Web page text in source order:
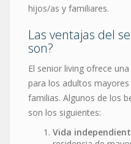
hijos/as y familiares.
Las ventajas del
son?
El senior living ofrece
para los adultos
familias. Algunos de los
son los siguientes:
Vida